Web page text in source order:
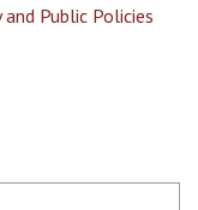
and Public Policies